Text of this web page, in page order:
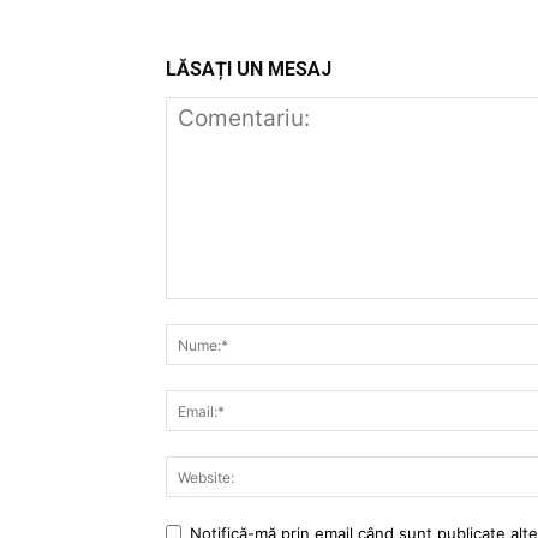
LĂSAȚI UN MESAJ
Notifică-mă prin email când sunt publicate